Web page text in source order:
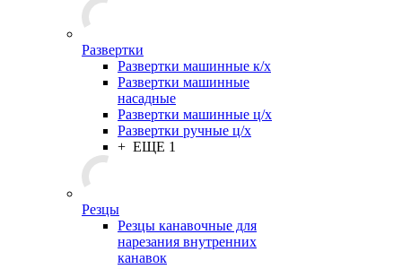
Развертки
Развертки машинные к/х
Развертки машинные
насадные
Развертки машинные ц/х
Развертки ручные ц/х
+ ЕЩЕ 1
Резцы
Резцы канавочные для
нарезания внутренних
канавок